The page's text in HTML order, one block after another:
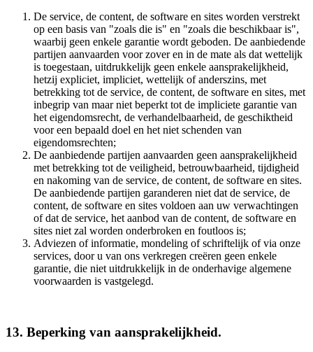
De service, de content, de software en sites worden verstrekt
op een basis van "zoals die is" en "zoals die beschikbaar is",
waarbij geen enkele garantie wordt geboden. De aanbiedende
partijen aanvaarden voor zover en in de mate als dat wettelijk
is toegestaan, uitdrukkelijk geen enkele aansprakelijkheid,
hetzij expliciet, impliciet, wettelijk of anderszins, met
betrekking tot de service, de content, de software en sites, met
inbegrip van maar niet beperkt tot de impliciete garantie van
het eigendomsrecht, de verhandelbaarheid, de geschiktheid
voor een bepaald doel en het niet schenden van
eigendomsrechten;
De aanbiedende partijen aanvaarden geen aansprakelijkheid
met betrekking tot de veiligheid, betrouwbaarheid, tijdigheid
en nakoming van de service, de content, de software en sites.
De aanbiedende partijen garanderen niet dat de service, de
content, de software en sites voldoen aan uw verwachtingen
of dat de service, het aanbod van de content, de software en
sites niet zal worden onderbroken en foutloos is;
Adviezen of informatie, mondeling of schriftelijk of via onze
services, door u van ons verkregen creëren geen enkele
garantie, die niet uitdrukkelijk in de onderhavige algemene
voorwaarden is vastgelegd.
13. Beperking van aansprakelijkheid.